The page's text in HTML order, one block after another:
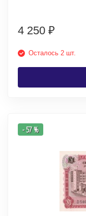
4 250 ₽
Осталось 2 шт.
- 57 %